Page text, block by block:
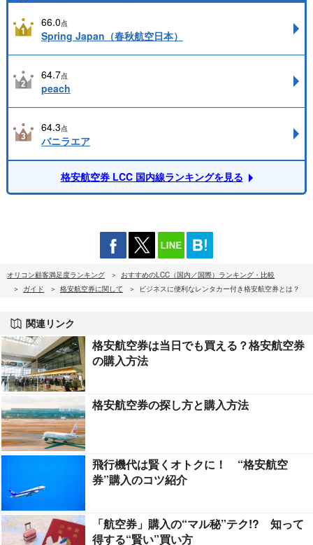
66.0点
Spring Japan（春秋航空日本）
64.7点
peach
64.3点
バニラエア
格安航空券 LCC 国内線ランキングを見る
オリコン顧客満足度ランキング
おすすめのLCC（国内／国際）ランキング・比較
ガイド
格安航空券に関して ビジネスに便利なレンタカー付き格安航空券とは？
関連リンク
格安航空券は当日でも買える？格安航空券
の購入方法
格安航空券の探し方と購入方法
飛行機代は賢くオトクに！ “格安航空
券”購入のコツ紹介
「航空券」購入の“マル秘”テク!? 知って
得する“賢い”買い方